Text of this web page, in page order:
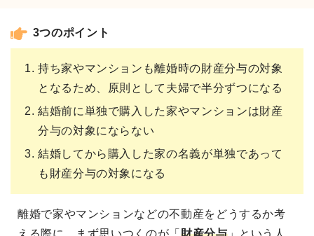
3つのポイント
持ち家やマンションも離婚時の財産分与の対象
となるため、原則として夫婦で半分ずつになる
結婚前に単独で購入した家やマンションは財産
分与の対象にならない
結婚してから購入した家の名義が単独であって
も財産分与の対象になる
離婚で家やマンションなどの不動産をどうするか考
える際に、まず思いつくのが「 財産分与」という人